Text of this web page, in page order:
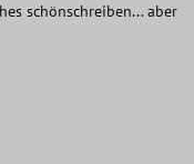
schönschreiben... aber